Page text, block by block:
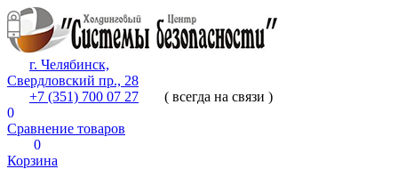
г. Челябинск,
Свердловский пр., 28
+7 (351) 700 07 27
( всегда на связи )
0
Сравнение товаров
0
Корзина